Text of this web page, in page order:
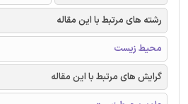
رشته های مرتبط با این مقاله
محیط زیست
گرایش های مرتبط با این مقاله